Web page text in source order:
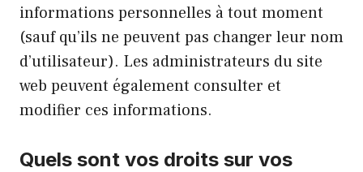
informations personnelles à tout moment
(sauf qu’ils ne peuvent pas changer leur nom
d’utilisateur). Les administrateurs du site
web peuvent également consulter et
modifier ces informations.
Quels sont vos droits sur vos